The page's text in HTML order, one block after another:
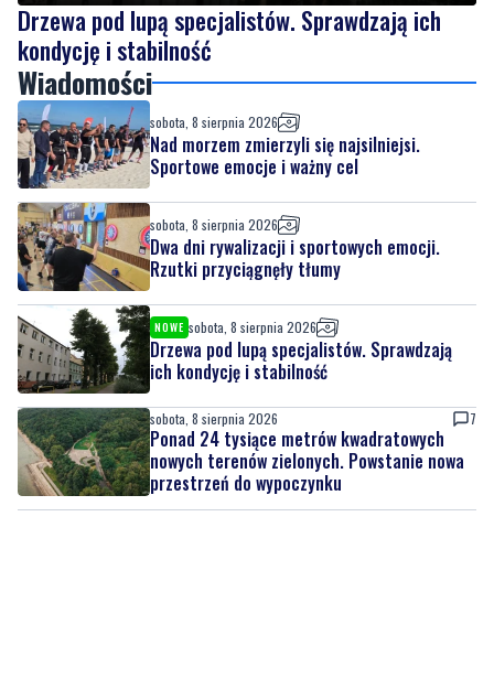
Drzewa pod lupą specjalistów. Sprawdzają ich
kondycję i stabilność
Wiadomości
sobota, 8 sierpnia 2026
Nad morzem zmierzyli się najsilniejsi.
Sportowe emocje i ważny cel
sobota, 8 sierpnia 2026
Dwa dni rywalizacji i sportowych emocji.
Rzutki przyciągnęły tłumy
NOWE sobota, 8 sierpnia 2026
Drzewa pod lupą specjalistów. Sprawdzają
ich kondycję i stabilność
sobota, 8 sierpnia 2026 7
Ponad 24 tysiące metrów kwadratowych
nowych terenów zielonych. Powstanie nowa
przestrzeń do wypoczynku